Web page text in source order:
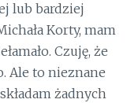
lub bardziej
Korty, mam
Czuję, że
Ale to nieznane
żadnych